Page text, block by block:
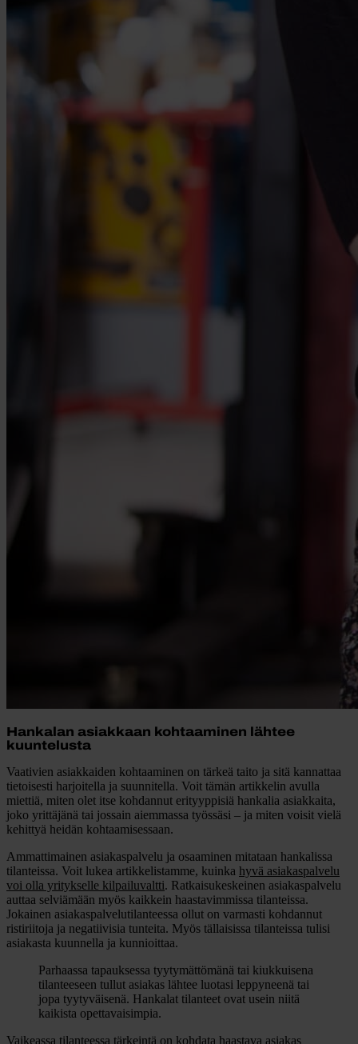
Hankalan asiakkaan kohtaaminen lähtee
kuuntelusta
Vaativien asiakkaiden kohtaaminen on tärkeä taito ja sitä kannattaa
tietoisesti harjoitella ja suunnitella. Voit tämän artikkelin avulla
miettiä, miten olet itse kohdannut erityyppisiä hankalia asiakkaita,
joko yrittäjänä tai jossain aiemmassa työssäsi – ja miten voisit vielä
kehittyä heidän kohtaamisessaan.
Ammattimainen asiakaspalvelu ja osaaminen mitataan hankalissa
tilanteissa. Voit lukea artikkelistamme, kuinka hyvä asiakaspalvelu
voi olla yritykselle kilpailuvaltti. Ratkaisukeskeinen asiakaspalvelu
auttaa selviämään myös kaikkein haastavimmissa tilanteissa.
Jokainen asiakaspalvelutilanteessa ollut on varmasti kohdannut
ristiriitoja ja negatiivisia tunteita. Myös tällaisissa tilanteissa tulisi
asiakasta kuunnella ja kunnioittaa.
Parhaassa tapauksessa tyytymättömänä tai kiukkuisena
tilanteeseen tullut asiakas lähtee luotasi leppyneenä tai
jopa tyytyväisenä. Hankalat tilanteet ovat usein niitä
kaikista opettavaisimpia.
Vaikeassa tilanteessa tärkeintä on kohdata haastava asiakas